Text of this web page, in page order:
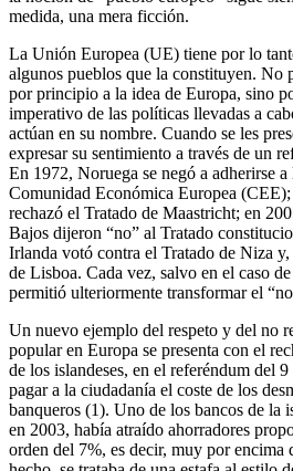
medida, una mera ficción.
La Unión Europea (UE) tiene por lo
algunos pueblos que la constituyen. No
por principio a la idea de Europa, sino
imperativo de las políticas llevadas a
actúan en su nombre. Cuando se les
expresar su sentimiento a través de un
En 1972, Noruega se negó a adherirse a
Comunidad Económica Europea
rechazó el Tratado de Maastricht; en
Bajos dijeron “no” al Tratado
Irlanda votó contra el Tratado de Niza
de Lisboa. Cada vez, salvo en el caso
permitió ulteriormente transformar el
Un nuevo ejemplo del respeto y del no
popular en Europa se presenta con el
de los islandeses, en el referéndum del
pagar a la ciudadanía el coste de los
banqueros (1). Uno de los bancos de la
en 2003, había atraído ahorradores
orden del 7%, es decir, muy por encima